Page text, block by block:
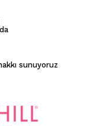
sunuyoruz